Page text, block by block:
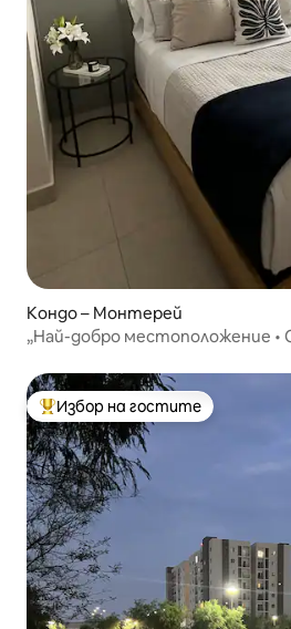
Кондо – Монтерей
„Най-добро местоположение •
Най-популярен избор на гостите
Избор на гостите